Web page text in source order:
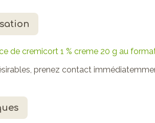
de cremicort 1 % creme 20 g au
prenez contact